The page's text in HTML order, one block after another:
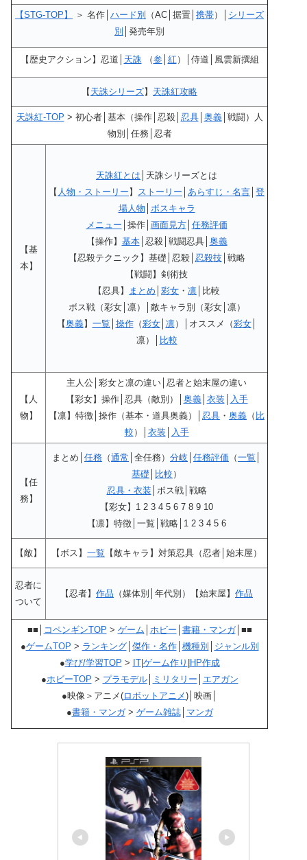
【STG-TOP】 ＞ 名作│ ハード別 （AC│据置│ 携帯）│ シリーズ
別
│発売年別
【歴史アクション】忍道│ 天誅 （参 紅 ）│侍道│風雲新撰組
【 天誅シリーズ】 天誅紅攻略
天誅紅-TOP > 初心者│基本（操作│忍殺│ 忍具│ 奥義│戦闘）人
物別│任務│忍者
【基
本】
天誅紅とは │天誅シリーズとは
【 人物・ストーリー 】 ストーリー あらすじ・名言 登
場人物
ボスキャラ
メニュー │操作│ 画面見方│ 任務評価
【操作】 基本│忍殺│戦闘忍具│ 奥義
【忍殺テクニック】基礎│忍殺│ 忍殺技│戦略
【戦闘】剣術技
【忍具】
まとめ 彩女 ・ 凛 │比較
ボス戦（彩女│凛）│敵キャラ別（彩女│凛）
【奥義】 一覧 操作（彩女│ 凛）│オススメ（彩女│
凛）│
比較
【人
物】
主人公│彩女と凛の違い│忍者と始末屋の違い
【彩女】操作│忍具（敵別）│ 奥義│ 衣装
入手
【凛】特徴│操作（基本・道具奥義）│ 忍具 ・ 奥義 （ 比
較 ）│ 衣装 入手
【任
務】
まとめ│ 任務 （通常 │全任務） 分岐 任務評価 （一覧
基礎
比較 ）
忍具・衣装 │ボス戦│戦略
【彩女】1 2 3 4 5 6 7 8 9 10
【凛】特徴│一覧│戦略│1 2 3 4 5 6
【敵】 【ボス】 一覧 【敵キャラ】対策忍具（忍者│始末屋）
忍者に
ついて
【忍者】 作品 （媒体別│年代別）【始末屋】 作品
■■│ コペンギンTOP > ゲーム ホビー 書籍・マンガ│■■
●ゲームTOP > ランキング│ 傑作・名作│ 機種別
ジャンル別
●学び/学習TOP > IT| ゲーム作り HP作成
●ホビーTOP > プラモデル│ ミリタリー
エアガン
●映像＞アニメ(ロボットアニメ)│映画│
●書籍・マンガ> ゲーム雑誌│ マンガ